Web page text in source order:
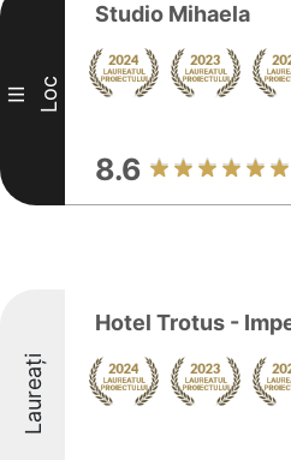
III Loc
Studio Mihaela
8.6
Laureați
Hotel Trotus -